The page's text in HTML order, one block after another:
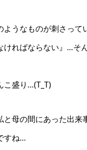
うなものが刺さっ
ければならない』…そ
こ盛り…(T_T)
母の間にあった出
すね…